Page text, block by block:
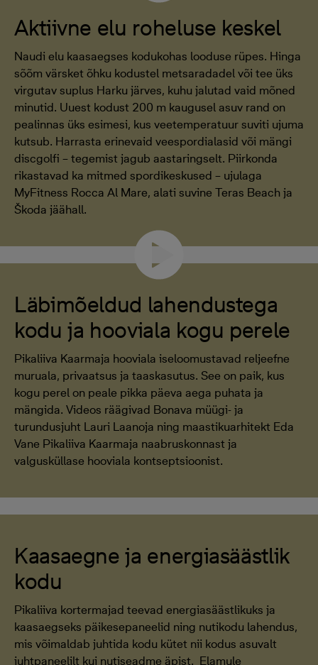
Aktiivne elu roheluse keskel
Naudi elu kaasaegses kodukohas looduse rüpes. Hinga
sõõm värsket õhku kodustel metsaradadel või tee üks
virgutav suplus Harku järves, kuhu jalutad vaid mõned
minutid. Uuest kodust 200 m kaugusel asuv rand on
pealinnas üks esimesi, kus veetemperatuur suviti ujuma
kutsub. Harrasta erinevaid veespordialasid või mängi
discgolfi – tegemist jagub aastaringselt. Piirkonda
rikastavad ka mitmed spordikeskused – ujulaga
MyFitness Rocca Al Mare, alati suvine Teras Beach ja
Škoda jäähall.
Läbimõeldud lahendustega
kodu ja hooviala kogu perele
Pikaliiva Kaarmaja hooviala iseloomustavad reljeefne
muruala, privaatsus ja taaskasutus. See on paik, kus
kogu perel on peale pikka päeva aega puhata ja
mängida. Videos räägivad Bonava müügi- ja
turundusjuht Lauri Laanoja ning maastikuarhitekt Eda
Vane Pikaliiva Kaarmaja naabruskonnast ja
valgusküllase hooviala kontseptsioonist.
Kaasaegne ja energiasäästlik
kodu
Pikaliiva kortermajad teevad energiasäästlikuks ja
kaasaegseks päikesepaneelid ning nutikodu lahendus,
mis võimaldab juhtida kodu kütet nii kodus asuvalt
juhtpaneelilt kui nutiseadme äpist. Elamule